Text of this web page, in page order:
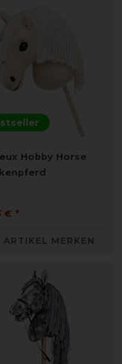
Hobby Horse
€ *
ARTIKEL MERKEN